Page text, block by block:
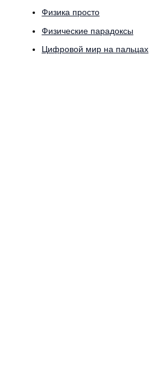
Физика просто
Физические парадоксы
Цифровой мир на пальцах